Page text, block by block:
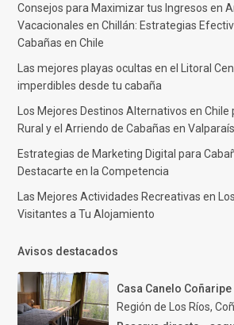
Consejos para Maximizar tus Ingresos en
Vacacionales en Chillán: Estrategias
Cabañas en Chile
Las mejores playas ocultas en el Litoral
imperdibles desde tu cabaña
Los Mejores Destinos Alternativos en Chile
Rural y el Arriendo de Cabañas en
Estrategias de Marketing Digital para
Destacarte en la Competencia
Las Mejores Actividades Recreativas en
Visitantes a Tu Alojamiento
Avisos destacados
Casa Canelo Coñaripe
Región de Los Ríos,